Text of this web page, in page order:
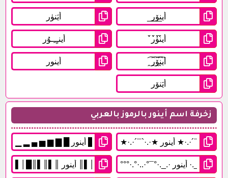
زخرفة اسم أينور بالرموز بالعربي